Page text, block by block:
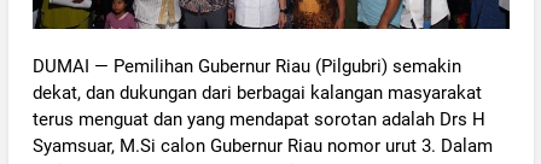
DUMAI — Pemilihan Gubernur Riau (Pilgubri) semakin
dekat, dan dukungan dari berbagai kalangan masyarakat
terus menguat dan yang mendapat sorotan adalah Drs H
Syamsuar, M.Si calon Gubernur Riau nomor urut 3. Dalam